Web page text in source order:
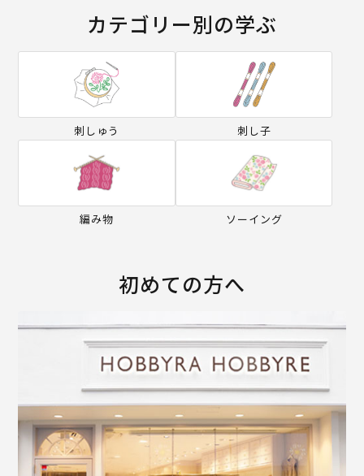
カテゴリー別の学ぶ
刺しゅう 刺し子
編み物 ソーイング
初めての方へ